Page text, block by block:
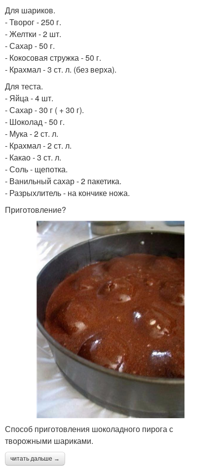
Для шариков.
- Творог - 250 г.
- Желтки - 2 шт.
- Сахар - 50 г.
- Кокосовая стружка - 50 г.
- Крахмал - 3 ст. л. (без верха).
Для теста.
- Яйца - 4 шт.
- Сахар - 30 г ( + 30 г).
- Шоколад - 50 г.
- Мука - 2 ст. л.
- Крахмал - 2 ст. л.
- Какао - 3 ст. л.
- Соль - щепотка.
- Ванильный сахар - 2 пакетика.
- Разрыхлитель - на кончике ножа.
Приготовление?
Способ приготовления шоколадного пирога с
творожными шариками.
читать дальше →